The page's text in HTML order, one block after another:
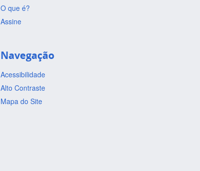
O que é?
Assine
Navegação
Acessibilidade
Alto Contraste
Mapa do Site